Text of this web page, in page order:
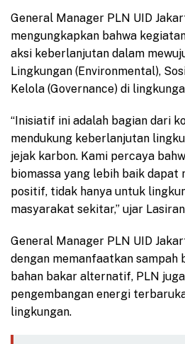
General Manager PLN UID
mengungkapkan bahwa
aksi keberlanjutan dalam
Lingkungan (Environmental),
Kelola (Governance) di
“Inisiatif ini adalah bagian dari
mendukung keberlanjutan
jejak karbon. Kami percaya
biomassa yang lebih baik dapat
positif, tidak hanya untuk
masyarakat sekitar,” ujar
General Manager PLN UID
dengan memanfaatkan sampah
bahan bakar alternatif, PLN
pengembangan energi
lingkungan.